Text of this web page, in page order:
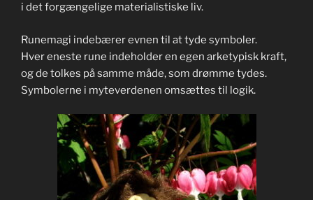
i det forgængelige materialistiske liv.
Runemagi indebærer evnen til at tyde symboler.
Hver eneste rune indeholder en egen arketypisk kraft,
og de tolkes på samme måde, som drømme tydes.
Symbolerne i myteverdenen omsættes til logik.